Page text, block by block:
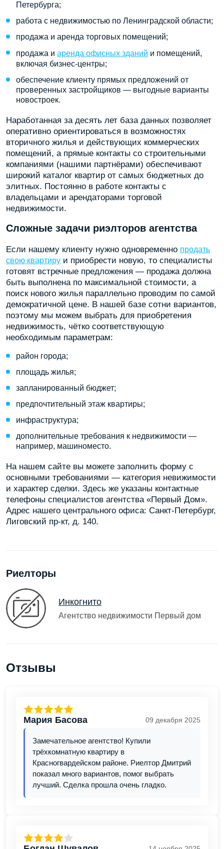
Петербурга;
работа с недвижимостью по Ленинградской области;
продажа и аренда торговых помещений;
продажа и аренда офисных зданий и помещений,
включая бизнес-центры;
обеспечение клиенту прямых предложений от
проверенных застройщиков — выгодные варианты
новостроек.
Наработанная за десять лет база данных позволяет
оперативно ориентироваться в возможностях
вторичного жилья и действующих коммерческих
помещений, а прямые контакты со строительными
компаниями (нашими партнёрами) обеспечивают
широкий каталог квартир от самых бюджетных до
элитных. Постоянно в работе контакты с
владельцами и арендаторами торговой
недвижимости.
Сложные задачи риэлторов агентства
Если нашему клиенту нужно одновременно продать
свою квартиру и приобрести новую, то специалисты
готовят встречные предложения — продажа должна
быть выполнена по максимальной стоимости, а
поиск нового жилья параллельно проводим по самой
демократичной цене. В нашей базе сотни вариантов,
поэтому мы можем выбрать для приобретения
недвижимость, чётко соответствующую
необходимым параметрам:
район города;
площадь жилья;
запланированный бюджет;
предпочтительный этаж квартиры;
инфраструктура;
дополнительные требования к недвижимости —
например, машиноместо.
На нашем сайте вы можете заполнить форму с
основными требованиями — категория невижимости
и характер сделки. Здесь же указаны контактные
телефоны специалистов агентства «Первый Дом».
Адрес нашего центрального офиса: Санкт-Петербург,
Лиговский пр-кт, д. 140.
Риелторы
Инкогнито
Агентство недвижимости Первый дом
Отзывы
Мария Басова 09 декабря 2025
Замечательное агентство! Купили
трёхкомнатную квартиру в
Красногвардейском районе. Риелтор Дмитрий
показал много вариантов, помог выбрать
лучший. Сделка прошла очень гладко.